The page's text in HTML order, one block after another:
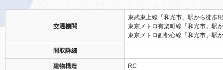
交通機関
東武東上線「和光市」駅から徒歩8
東京メトロ有楽町線「和光市」駅
東京メトロ副都心線「和光市」駅
間取詳細
建物構造 RC